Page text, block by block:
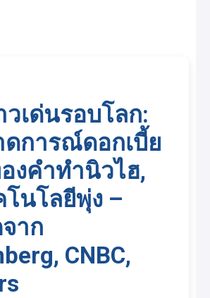
เด่นรอบโลก:
ดการณ์ดอกเบี้ย
งคำทำนิวไฮ,
นโลยีพุ่ง –
าก
CNBC,